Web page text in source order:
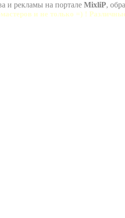
и рекламы на портале MixliP,
и не только =) !